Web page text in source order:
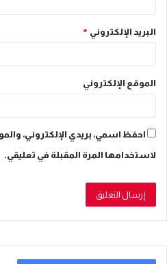
البريد الإلكتروني *
الموقع الإلكتروني
احفظ اسمي، بريدي الإلكتروني،
لاستخدامها المرة المقبلة في تعليقي.